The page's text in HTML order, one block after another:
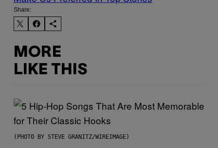
Share:
MORE
LIKE THIS
(PHOTO BY STEVE GRANITZ/WIREIMAGE)